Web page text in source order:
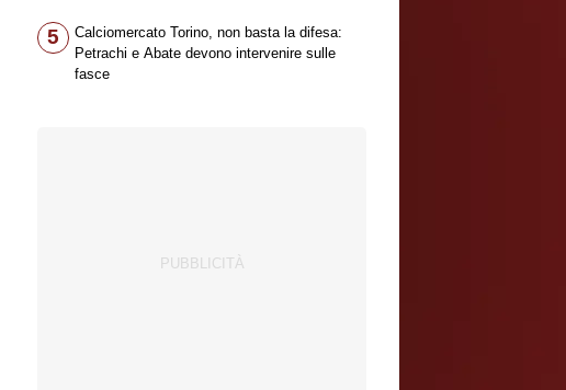
5
Calciomercato Torino, non basta la difesa:
Petrachi e Abate devono intervenire sulle
fasce